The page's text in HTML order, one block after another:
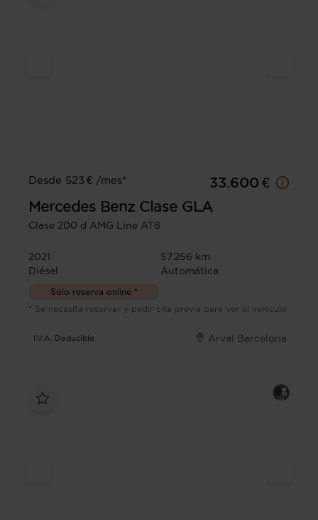
Desde 523 € /mes*
33.600 €
Mercedes Benz Clase GLA
Clase 200 d AMG Line AT8
2021
57.256 km
Diésel
Automática
Sólo reserva online *
* Se necesita reservar y pedir cita previa para ver el vehículo
I.V.A. Deducible Arval Barcelona